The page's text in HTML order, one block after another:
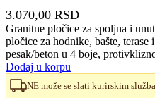
3.070,00 RSD
Granitne pločice za spoljna i
pločice za hodnike, bašte, terase
pesak/beton u 4 boje,
Dodaj u korpu
NE može se slati kurirskim